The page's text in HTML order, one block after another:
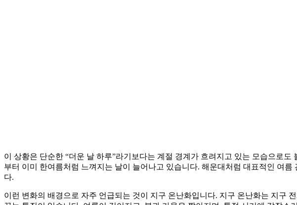
이 상황은 단순한 “더운 날 하루”라기보다는 계절 경계가 흐려지고 있는 모습으로
부터 이미 한여름처럼 느껴지는 날이 늘어나고 있습니다. 해운대처럼 대표적인 여
다.
이런 변화의 배경으로 자주 언급되는 것이 지구 온난화입니다. 지구 온난화는 지구